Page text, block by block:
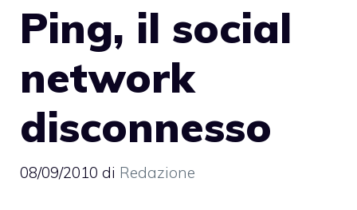
Ping, il social
network
disconnesso
08/09/2010 di Redazione